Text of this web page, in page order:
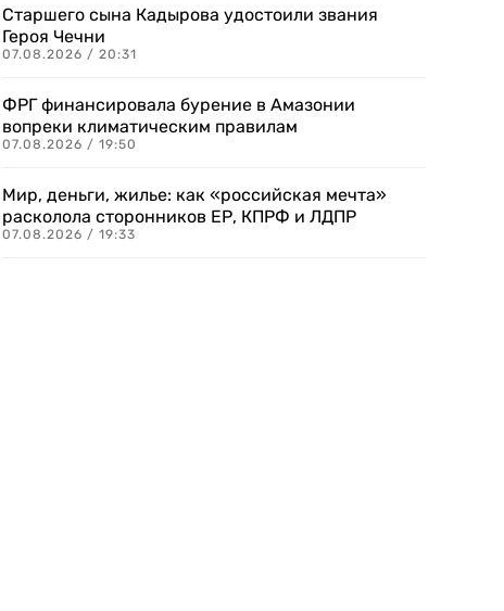
Старшего сына Кадырова удостоили звания
Героя Чечни
07.08.2026 / 20:31
ФРГ финансировала бурение в Амазонии
вопреки климатическим правилам
07.08.2026 / 19:50
Мир, деньги, жилье: как «российская мечта»
расколола сторонников ЕР, КПРФ и ЛДПР
07.08.2026 / 19:33